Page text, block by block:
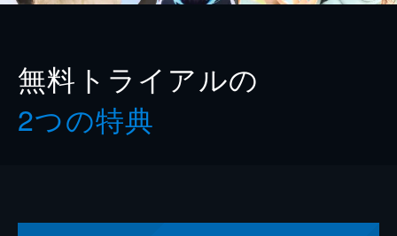
無料トライアルの
2つの特典